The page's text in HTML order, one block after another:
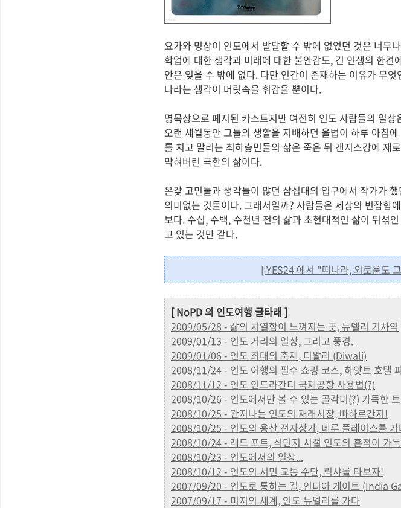
요가와 명상이 인도에서 발달할 수 밖에 없었던 것은 너무
학업에 대한 생각과 미래에 대한 불안감도, 긴 인생의 한
안은 잊을 수 밖에 없다. 다만 인간이 존재하는 이유가 무
나라는 생각이 머릿속을 휘감을 뿐이다.
명목상으로 폐지된 카스트지만 여전히 인도 사람들의 일
오랜 세월동안 그들의 생활을 지배하던 율법이 하루 아침
를 치고 말리는 최하층민들의 삶은 죽은 뒤 갠지스강에 재
막혀버린 극한의 삶이다.
온갖 고민들과 생각들이 많던 삼십대의 입구에서 작가가
의미없는 것들이다. 그래서일까? 사람들은 세상의 번잡함
보다. 수십, 수백, 수천년 전의 삶과 초현대적인 삶이 뒤섞
고 있는 것만 같다.
[ YES24 에서 "떠나라, 외로움도
[ NoPD 의 인도여행 글타래 ]
2009/05/28 - 삶의 치열함이 느껴지는 곳, 뉴델리 기차역
2009/01/13 - 인도 거리의 일상, 그리고 풍경.
2009/01/06 - 인도 최대의 축제, 디왈리 (Diwali)
2008/11/24 - 인도 여행의 필수 쇼핑 코스, 하얏트 호텔
2008/11/12 - 인도 인드라간디 국제공항 사용법(?)
2008/10/26 - 인도에서만 볼 수 있는 골각미(?) 가득한
2008/10/25 - 간지나는 인도의 재래시장, 빠하르간지!
2008/10/25 - 인도의 용산 전자상가, 네루 플레이스를 가
2008/10/24 - 레드 포트, 식민지 시절 인도의 흔적이 가
2008/10/23 - 인도에서의 일상...
2008/10/12 - 인도의 서민 교통 수단, 릭샤를 타보자!
2007/09/20 - 인도로 통하는 길, 인디아 게이트 (India
2007/09/17 - 미지의 세계, 인도 뉴델리를 가다